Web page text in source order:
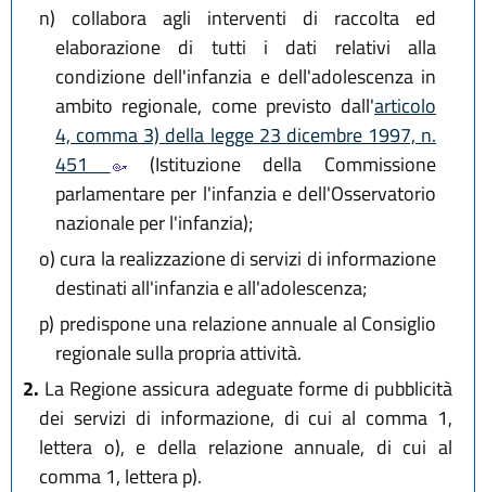
n) collabora agli interventi di raccolta ed
elaborazione di tutti i dati relativi alla
condizione dell'infanzia e dell'adolescenza in
ambito regionale, come previsto dall'articolo
4, comma 3) della legge 23 dicembre 1997, n.
451
(Istituzione della Commissione
parlamentare per l'infanzia e dell'Osservatorio
nazionale per l'infanzia);
o) cura la realizzazione di servizi di informazione
destinati all'infanzia e all'adolescenza;
p) predispone una relazione annuale al Consiglio
regionale sulla propria attività.
2. La Regione assicura adeguate forme di pubblicità
dei servizi di informazione, di cui al comma 1,
lettera o), e della relazione annuale, di cui al
comma 1, lettera p).